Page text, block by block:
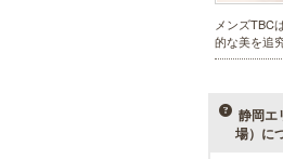
メンズTBC
的な美を追
脱毛メニュ
べる種類の
です。
静岡エ
場）に